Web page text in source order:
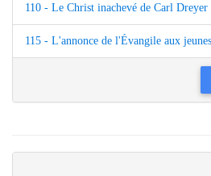
110 - Le Christ inachevé de Carl Dreyer
115 - L'annonce de l'Évangile aux jeunes